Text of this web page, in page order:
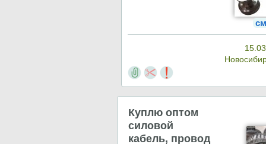
Куплю оптом
силовой
кабель, провод